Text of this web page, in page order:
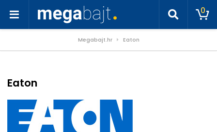
0
Megabajt.hr Eaton
Eaton